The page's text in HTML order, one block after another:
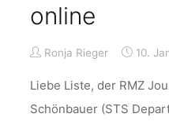
development”
Prof.
Gudela
Grote,
online
Ronja Rieger 10.
Liebe Liste, der RMZ
Schönbauer (STS